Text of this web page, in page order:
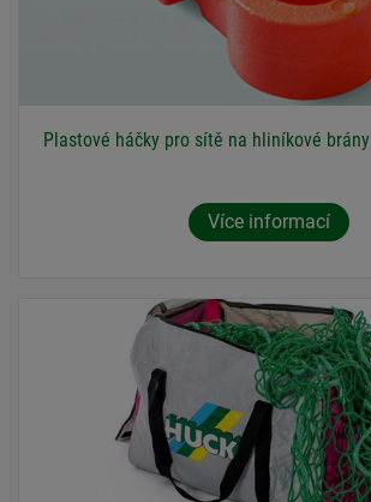
Plastové háčky pro sítě na hliníkové brány
Více informací